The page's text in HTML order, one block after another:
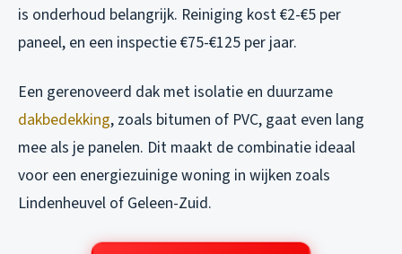
is onderhoud belangrijk. Reiniging kost €2-€5 per
paneel, en een inspectie €75-€125 per jaar.
Een gerenoveerd dak met isolatie en duurzame
dakbedekking, zoals bitumen of PVC, gaat even lang
mee als je panelen. Dit maakt de combinatie ideaal
voor een energiezuinige woning in wijken zoals
Lindenheuvel of Geleen-Zuid.